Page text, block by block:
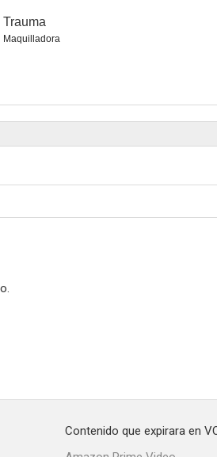
Trauma
Maquilladora
Contenido que expirara en